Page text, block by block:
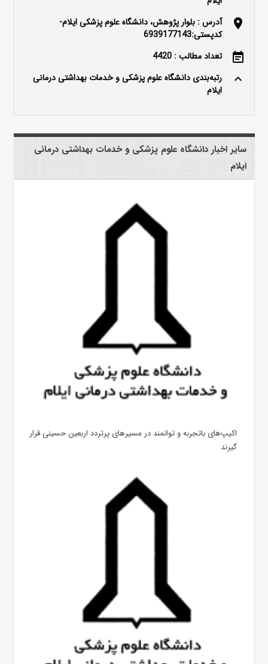
location_on
آدرس : بلوار پژوهش، دانشگاه علوم پزشکی ایلام-
کدپستی:6939177143
event_note تعداد مطالب : 4420
keyboard_arrow_up
رتبه‌بندی دانشگاه علوم پزشکی و خدمات بهداشتی درمانی
ایلام
سایر اخبار دانشگاه علوم پزشکی و خدمات بهداشتی درمانی
ایلام
اکیپ‌های باتجربه و توانمند در مسیرهای پرتردد اربعین حسینی قرار
گیرند